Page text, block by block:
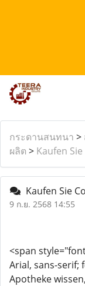
กระดานสนทนา >
ผลิต > Kaufen
Kaufen Sie
9 ก.ย. 2568 14:55
<span
Arial, sans-serif;
Apotheke